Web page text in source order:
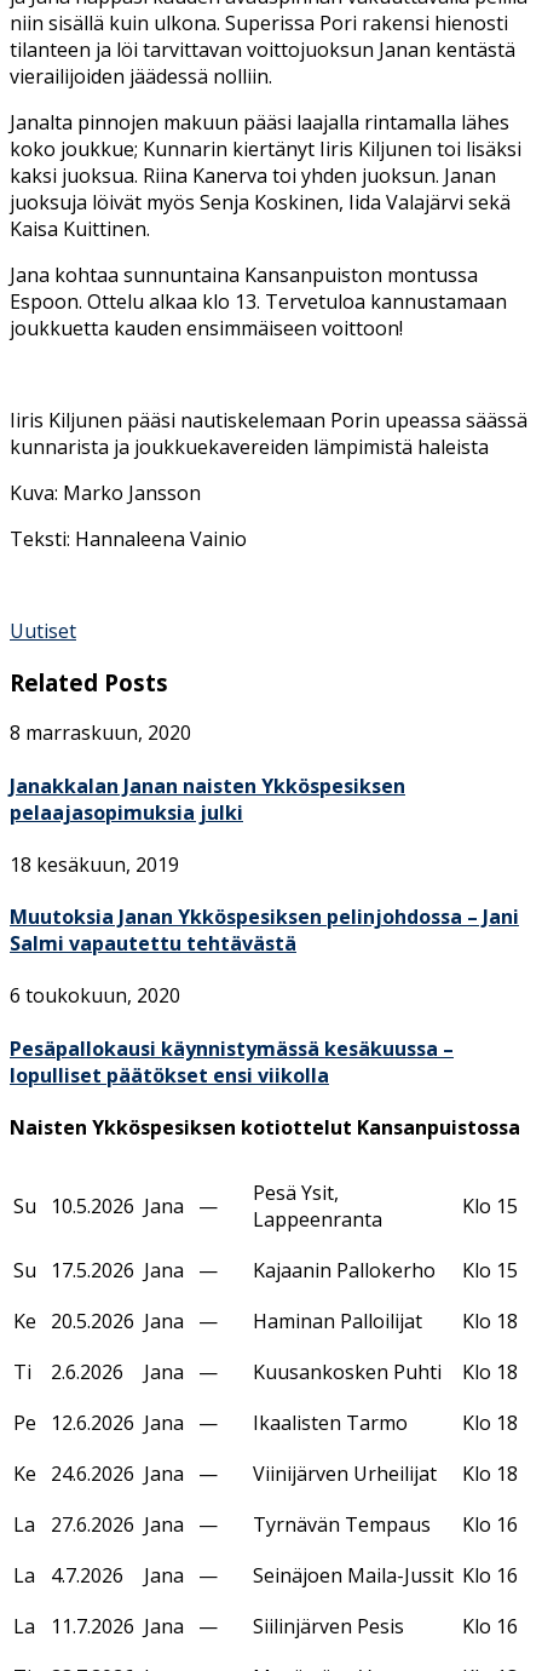
niin sisällä kuin ulkona. Superissa Pori rakensi hienosti
tilanteen ja löi tarvittavan voittojuoksun Janan kentästä
vierailijoiden jäädessä nolliin.
Janalta pinnojen makuun pääsi laajalla rintamalla lähes
koko joukkue; Kunnarin kiertänyt Iiris Kiljunen toi lisäksi
kaksi juoksua. Riina Kanerva toi yhden juoksun. Janan
juoksuja löivät myös Senja Koskinen, Iida Valajärvi sekä
Kaisa Kuittinen.
Jana kohtaa sunnuntaina Kansanpuiston montussa
Espoon. Ottelu alkaa klo 13. Tervetuloa kannustamaan
joukkuetta kauden ensimmäiseen voittoon!
Iiris Kiljunen pääsi nautiskelemaan Porin upeassa säässä
kunnarista ja joukkuekavereiden lämpimistä haleista
Kuva: Marko Jansson
Teksti: Hannaleena Vainio
Uutiset
Related Posts
8 marraskuun, 2020
Janakkalan Janan naisten Ykköspesiksen
pelaajasopimuksia julki
18 kesäkuun, 2019
Muutoksia Janan Ykköspesiksen pelinjohdossa – Jani
Salmi vapautettu tehtävästä
6 toukokuun, 2020
Pesäpallokausi käynnistymässä kesäkuussa –
lopulliset päätökset ensi viikolla
Naisten Ykköspesiksen kotiottelut Kansanpuistossa
Su 10.5.2026 Jana —
Pesä Ysit,
Lappeenranta
Klo 15
Su 17.5.2026 Jana — Kajaanin Pallokerho
Klo 15
Ke
20.5.2026 Jana — Haminan Palloilijat
Klo 18
Ti
2.6.2026 Jana — Kuusankosken Puhti
Klo 18
Pe
12.6.2026 Jana — Ikaalisten Tarmo
Klo 18
Ke
24.6.2026 Jana — Viinijärven Urheilijat
Klo 18
La
27.6.2026 Jana — Tyrnävän Tempaus
Klo 16
La
4.7.2026 Jana — Seinäjoen Maila-Jussit Klo 16
La
11.7.2026 Jana — Siilinjärven Pesis
Klo 16